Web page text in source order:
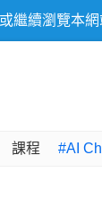
繼續瀏覽本
課程 #AI